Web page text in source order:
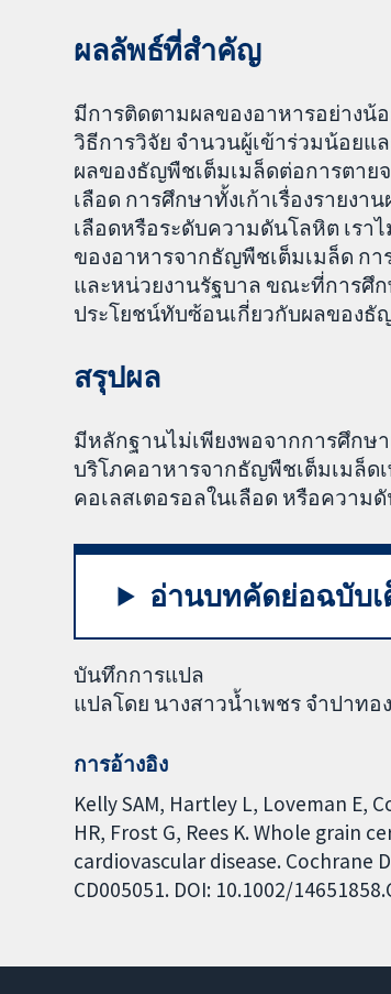
ผลลัพธ์ที่สำคัญ
มีการติดตามผลของอาหารอย่างน้
วิธีการวิจัย จำนวนผู้เข้าร่วมน้อย
ผลของธัญพืชเต็มเมล็ดต่อการตาย
เลือด การศึกษาทั้งเก้าเรื่องรายง
เลือดหรือระดับความดันโลหิต เร
ของอาหารจากธัญพืชเต็มเมล็ด ก
และหน่วยงานรัฐบาล ขณะที่การศึ
ประโยชน์ทับซ้อนเกี่ยวกับผลของธั
สรุปผล
มีหลักฐานไม่เพียงพอจากการศึกษ
บริโภคอาหารจากธัญพืชเต็มเมล็ด
คอเลสเตอรอลในเลือด หรือความ
อ่านบทคัดย่อฉบับเ
บันทึกการแปล
แปลโดย นางสาวน้ำเพชร จำปาทอ
การอ้างอิง
Kelly SAM, Hartley L, Loveman E,
HR, Frost G, Rees K. Whole grain
cardiovascular disease. Cochrane
CD005051. DOI: 10.1002/